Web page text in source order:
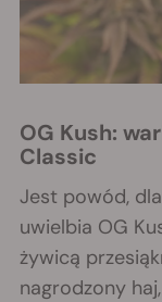
OG Kush: wariacja RQS na temat Cali
Classic
Jest powód,
uwielbia OG
żywicą
nagrodzony